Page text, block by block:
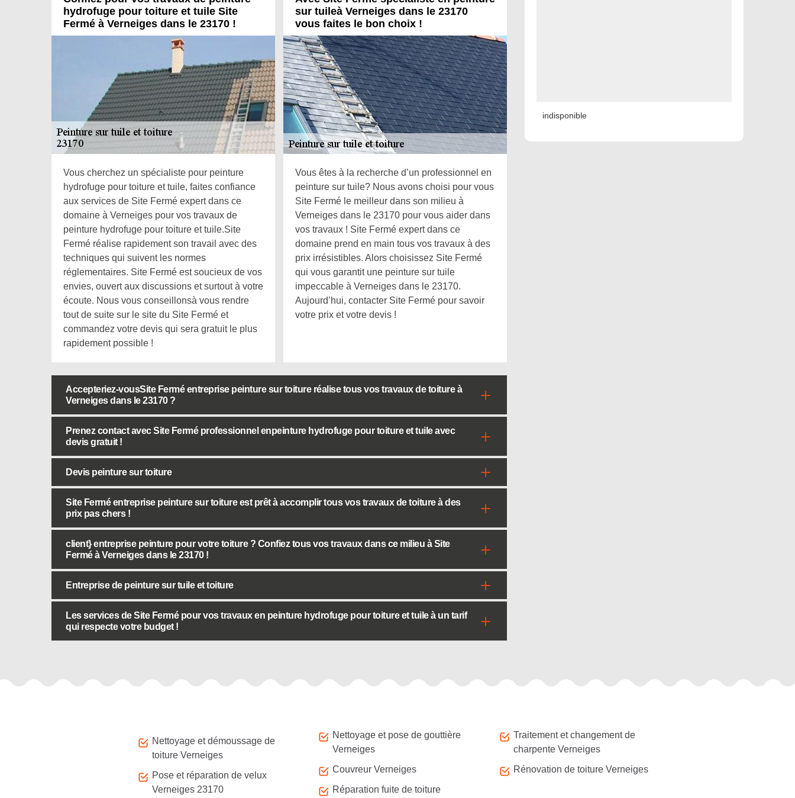
hydrofuge pour toiture et tuile Site
Fermé à Verneiges dans le 23170 !
Vous cherchez un spécialiste pour peinture
hydrofuge pour toiture et tuile, faites confiance
aux services de Site Fermé expert dans ce
domaine à Verneiges pour vos travaux de
peinture hydrofuge pour toiture et tuile.Site
Fermé réalise rapidement son travail avec des
techniques qui suivent les normes
réglementaires. Site Fermé est soucieux de vos
envies, ouvert aux discussions et surtout à votre
écoute. Nous vous conseillonsà vous rendre
tout de suite sur le site du Site Fermé et
commandez votre devis qui sera gratuit le plus
rapidement possible !
sur tuileà Verneiges dans le 23170
vous faites le bon choix !
Vous êtes à la recherche d’un professionnel en
peinture sur tuile? Nous avons choisi pour vous
Site Fermé le meilleur dans son milieu à
Verneiges dans le 23170 pour vous aider dans
vos travaux ! Site Fermé expert dans ce
domaine prend en main tous vos travaux à des
prix irrésistibles. Alors choisissez Site Fermé
qui vous garantit une peinture sur tuile
impeccable à Verneiges dans le 23170.
Aujourd’hui, contacter Site Fermé pour savoir
votre prix et votre devis !
Accepteriez-vousSite Fermé entreprise peinture sur toiture réalise tous vos travaux de toiture à
Verneiges dans le 23170 ?
Prenez contact avec Site Fermé professionnel enpeinture hydrofuge pour toiture et tuile avec
devis gratuit !
Devis peinture sur toiture
Site Fermé entreprise peinture sur toiture est prêt à accomplir tous vos travaux de toiture à des
prix pas chers !
client} entreprise peinture pour votre toiture ? Confiez tous vos travaux dans ce milieu à Site
Fermé à Verneiges dans le 23170 !
Entreprise de peinture sur tuile et toiture
Les services de Site Fermé pour vos travaux en peinture hydrofuge pour toiture et tuile à un tarif
qui respecte votre budget !
indisponible
Nettoyage et démoussage de
toiture Verneiges
Pose et réparation de velux
Verneiges 23170
Nettoyage et pose de gouttière
Verneiges
Couvreur Verneiges
Réparation fuite de toiture
Traitement et changement de
charpente Verneiges
Rénovation de toiture Verneiges